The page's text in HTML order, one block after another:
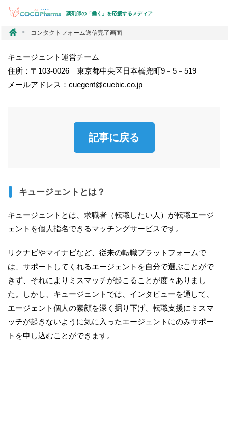
薬剤師の「働く」を応援するメディア
コ
ァ
ー
コンタクトフォーム送信完了画面
キュージェント運営チーム
住所：〒103-0026 東京都中央区日本橋兜町9－5－519
メールアドレス：cuegent@cuebic.co.jp
記事に戻る
キュージェントとは？
キュージェントとは、求職者（転職したい人）が転職エージ
ェントを個人指名できるマッチングサービスです。
リクナビやマイナビなど、従来の転職プラットフォームで
は、サポートしてくれるエージェントを自分で選ぶことがで
きず、それによりミスマッチが起こることが度々ありまし
た。しかし、キュージェントでは、インタビューを通して、
エージェント個人の素顔を深く掘り下げ、転職支援にミスマ
ッチが起きないように気に入ったエージェントにのみサポー
トを申し込むことができます。